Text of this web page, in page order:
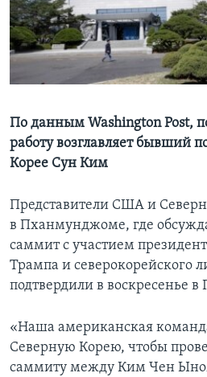
Learning English
СОЦИАЛЬНЫЕ СЕТИ
Языки
По данным Washington Post,
работу возглавляет бывший
Корее Сун Ким
Представители США и
в Пханмунджоме, где
саммит с участием
Трампа и северокорейского
подтвердили в воскресенье в
«Наша американская
Северную Корею, чтобы
саммиту между Ким Чен